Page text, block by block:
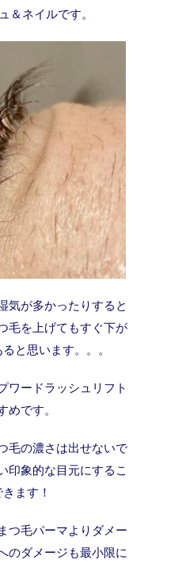
＆ネイルです。
気が多かったりすると
毛を上げてもすぐ下が
と思います。。。
ワードラッシュリフト
めです。
毛の濃さは出せないで
印象的な目元にするこ
ます！
つ毛パーマよりダメー
のダメージも最小限に